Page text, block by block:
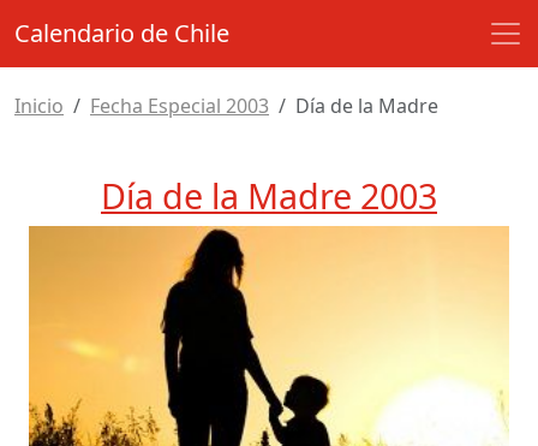
Calendario de Chile
Inicio Fecha Especial 2003 Día de la Madre
Día de la Madre 2003